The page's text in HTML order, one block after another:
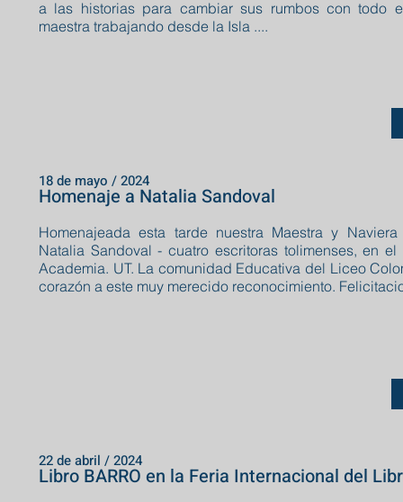
a las historias para cambiar sus rumbos con todo
maestra trabajando desde la Isla ....
Homenajeada esta tarde nuestra Maestra y
Natalia Sandoval - cuatro escritoras tolimenses, en
Academia. UT. La comunidad Educativa del Liceo
corazón a este muy merecido reconocimiento.
Homenaje a Natalia Sandoval
18 de mayo / 2024
Libro BARRO en la Feria Internacional del
22 de abril / 2024